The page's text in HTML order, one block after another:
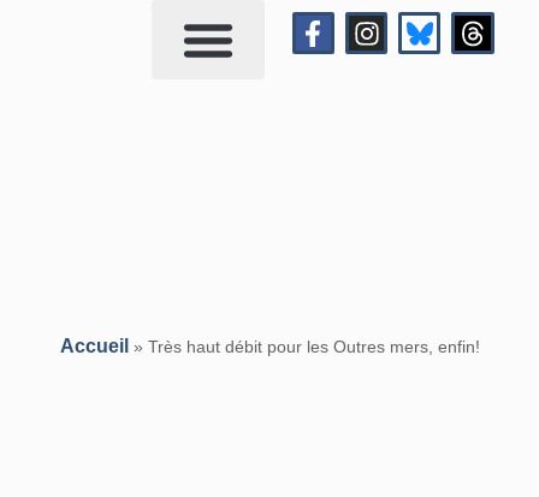
Accueil » Très haut débit pour les Outres mers, enfin!